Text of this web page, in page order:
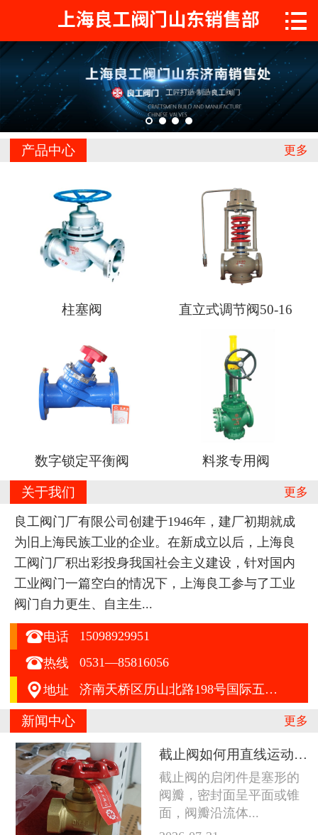
 首页
关于工良
产品中心
工程案例
联系我们

更多
产品中心
柱塞阀 直立式调节阀50-16
数字锁定平衡阀 料浆专用阀
更多
关于我们
良工阀门厂有限公司创建于1946年，建厂初期就成
为旧上海民族工业的企业。在新成立以后，上海良
工阀门厂积出彩投身我国社会主义建设，针对国内
工业阀门一篇空白的情况下，上海良工参与了工业
阀门自力更生、自主生...
电话 15098929951
热线 0531—85816056
地址 济南天桥区历山北路198号国际五金机电城A区412号
更多
新闻中心
截止阀如何用直线运动征服严苛工况
截止阀的启闭件是塞形的
阀瓣，密封面呈平面或锥
面，阀瓣沿流体...